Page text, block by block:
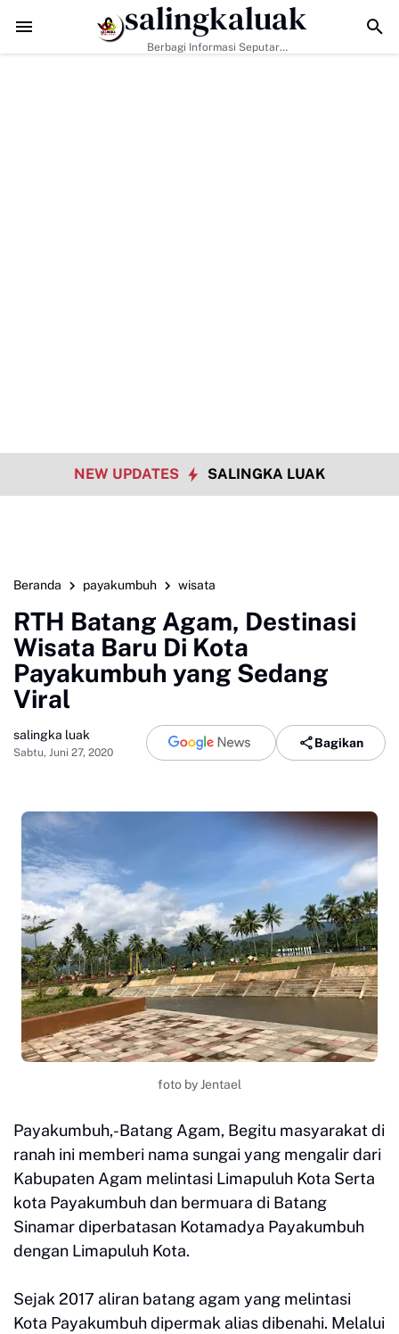
Hanya Tugas Pemerintah, H. Ilson Cong Dorong Keluarga dan
salingkaluak
Berbagi Informasi Seputar
NEW UPDATES SALINGKA LUAK
Beranda payakumbuh wisata
RTH Batang Agam, Destinasi
Wisata Baru Di Kota
Payakumbuh yang Sedang
Viral
salingka luak
Sabtu, Juni 27, 2020
Bagikan
foto by Jentael
Payakumbuh,-Batang Agam, Begitu masyarakat di
ranah ini memberi nama sungai yang mengalir dari
Kabupaten Agam melintasi Limapuluh Kota Serta
kota Payakumbuh dan bermuara di Batang
Sinamar diperbatasan Kotamadya Payakumbuh
dengan Limapuluh Kota.
Sejak 2017 aliran batang agam yang melintasi
Kota Payakumbuh dipermak alias dibenahi. Melalui